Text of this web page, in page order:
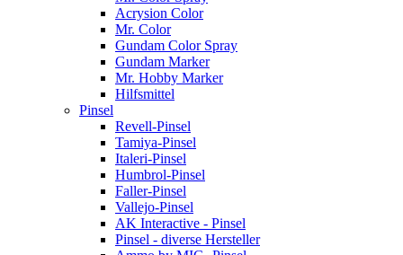
Acrysion Color
Mr. Color
Gundam Color Spray
Gundam Marker
Mr. Hobby Marker
Hilfsmittel
Pinsel
Revell-Pinsel
Tamiya-Pinsel
Italeri-Pinsel
Humbrol-Pinsel
Faller-Pinsel
Vallejo-Pinsel
AK Interactive - Pinsel
Pinsel - diverse Hersteller